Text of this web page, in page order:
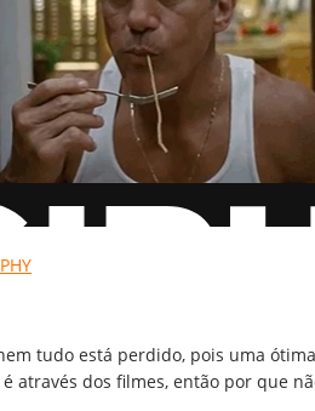
tudo está perdido, pois uma
através dos filmes, então por que